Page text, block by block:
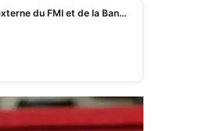
Côte d’Ivoire : Patrick Achi nommé conseiller externe du FMI et de la Banque mondiale